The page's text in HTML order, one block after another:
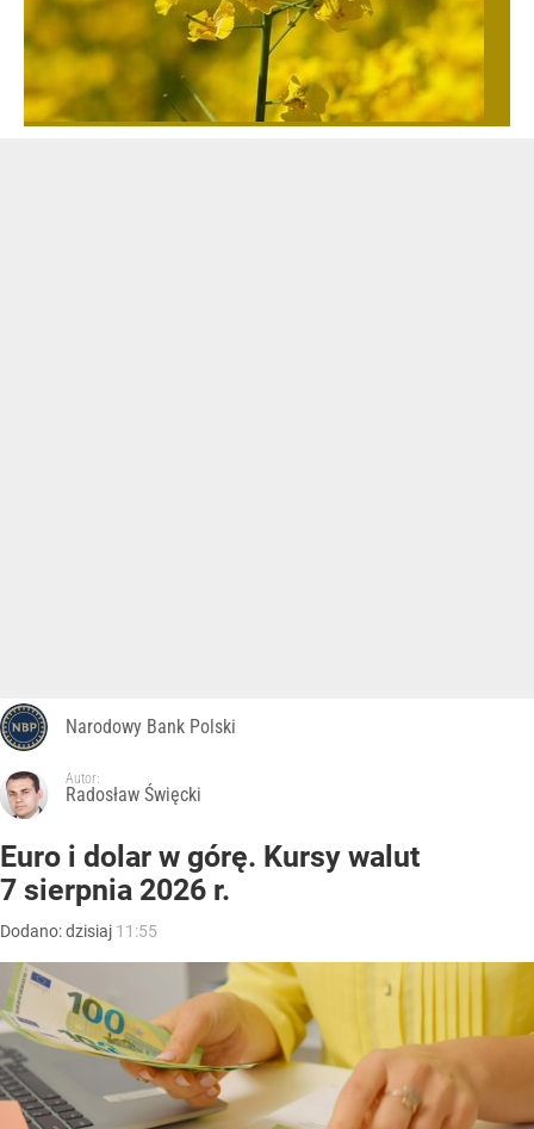
Narodowy Bank Polski
Autor:
Radosław Święcki
Euro i dolar w górę. Kursy walut
7 sierpnia 2026 r.
Dodano:dzisiaj 11:55